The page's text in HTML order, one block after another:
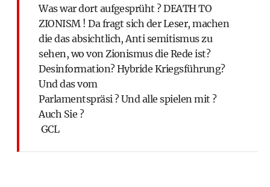
Was war dort aufgesprüht ? DEATH TO
ZIONISM ! Da fragt sich der Leser, machen
die das absichtlich, Anti semitismus zu
sehen, wo von Zionismus die Rede ist?
Desinformation? Hybride Kriegsführung?
Und das vom
Parlamentspräsi ? Und alle spielen mit ?
Auch Sie ?
GCL